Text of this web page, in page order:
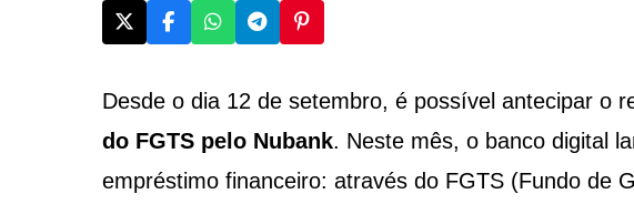
Desde o dia 12 de setembro, é possível antecipar o
do FGTS pelo Nubank. Neste mês, o banco digital
empréstimo financeiro: através do FGTS (Fundo de